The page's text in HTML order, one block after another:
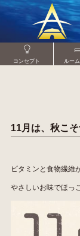
コンセプト ルー
11月は、秋こ
ビタミンと食物繊維
やさしいお味でほっ